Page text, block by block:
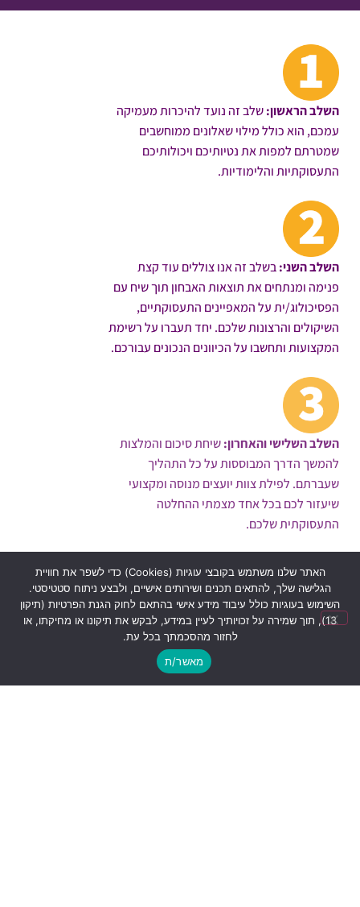
השלב הראשון:שלב זה נועד להיכרות מעמיקה
עמכם, הוא כולל מילוי שאלונים ממוחשבים
שמטרתם למפות את נטיותיכם ויכולותיכם
התעסוקתיות והלימודיות.
השלב השני:בשלב זה אנו צוללים עוד קצת
פנימה ומנתחים את תוצאות האבחון תוך שיח עם
הפסיכולוג/ית על המאפיינים התעסוקתיים,
השיקולים והרצונות שלכם. יחד תעברו על רשימת
המקצועות ותחשבו על הכיוונים הנכונים עבורכם.
השלב השלישי והאחרון:שיחת סיכום והמלצות
להמשך הדרך המבוססות על כל התהליך
שעברתם. לפילת צוות יועצים מנוסה ומקצועי
שיעזור לכם בכל אחד מצמתי ההחלטה
התעסוקתית שלכם.
תנו לנו לעשות לכם סדר!
האתר שלנו משתמש בקובצי עוגיות (Cookies) כדי לשפר את חוויית
הגלישה שלך, להתאים תכנים ושירותים אישיים, ולבצע ניתוח סטטיסטי.
השימוש בעוגיות כולל עיבוד מידע אישי בהתאם לחוק הגנת הפרטיות (תיקון
13), תוך שמירה על זכויותיך לעיין במידע, לבקש את תיקונו או מחיקתו, או
לחזור מהסכמתך בכל עת.
מאשר/ת